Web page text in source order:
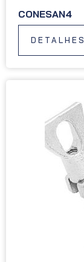
CONESAN4
DETALHES